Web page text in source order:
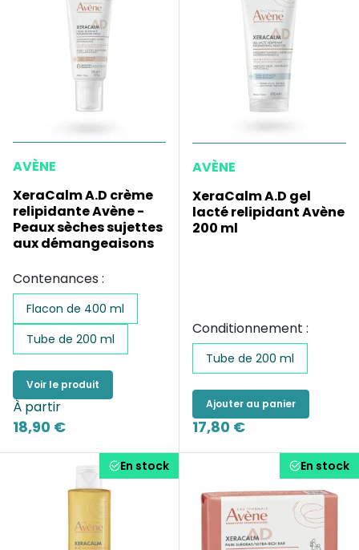
AVÈNE
XeraCalm A.D crème
relipidante Avène -
Peaux sèches sujettes
aux démangeaisons
Contenances :
Flacon de 400 ml
Tube de 200 ml
Voir le produit
À partir
18,90 €
AVÈNE
XeraCalm A.D gel
lacté relipidant Avène
200 ml
Conditionnement :
Tube de 200 ml
Ajouter au panier
17,80 €
En stock En stock